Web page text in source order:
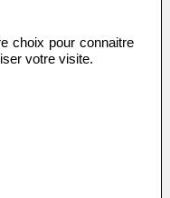
choix pour connaitre
votre visite.